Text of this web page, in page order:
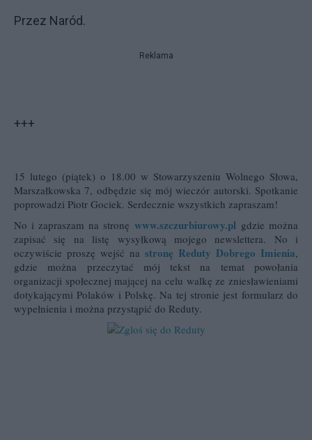
Przez Naród.
Reklama
+++
15 lutego (piątek) o 18.00 w Stowarzyszeniu Wolnego Słowa,
Marszałkowska 7, odbędzie się mój wieczór autorski. Spotkanie
poprowadzi Piotr Gociek. Serdecznie wszystkich zapraszam!
No i zapraszam na stronę www.szczurbiurowy.pl gdzie można
zapisać się na listę wysyłkową mojego newslettera. No i
oczywiście proszę wejść nastronę Reduty Dobrego Imienia,
gdzie można przeczytać mój tekst na temat powołania
organizacji społecznej mającej na celu walkę ze zniesławieniami
dotykającymi Polaków i Polskę. Na tej stronie jest formularz do
wypełnienia i można przystąpić do Reduty.